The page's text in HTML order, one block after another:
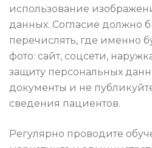
использование
данных. Согласие должно
перечислять, где именно
фото: сайт, соцсети,
защиту персональных
документы и не
сведения пациентов.
Регулярно проводите